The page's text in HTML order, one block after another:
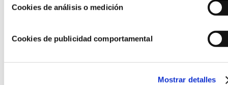
Cookies de análisis o medición
Cookies de publicidad comportamental
Mostrar detalles